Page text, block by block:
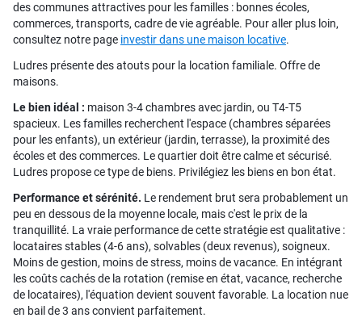
des communes attractives pour les familles : bonnes écoles,
commerces, transports, cadre de vie agréable. Pour aller plus loin,
consultez notre page investir dans une maison locative.
Ludres présente des atouts pour la location familiale. Offre de
maisons.
Le bien idéal : maison 3-4 chambres avec jardin, ou T4-T5
spacieux. Les familles recherchent l'espace (chambres séparées
pour les enfants), un extérieur (jardin, terrasse), la proximité des
écoles et des commerces. Le quartier doit être calme et sécurisé.
Ludres propose ce type de biens. Privilégiez les biens en bon état.
Performance et sérénité. Le rendement brut sera probablement un
peu en dessous de la moyenne locale, mais c'est le prix de la
tranquillité. La vraie performance de cette stratégie est qualitative :
locataires stables (4-6 ans), solvables (deux revenus), soigneux.
Moins de gestion, moins de stress, moins de vacance. En intégrant
les coûts cachés de la rotation (remise en état, vacance, recherche
de locataires), l'équation devient souvent favorable. La location nue
en bail de 3 ans convient parfaitement.